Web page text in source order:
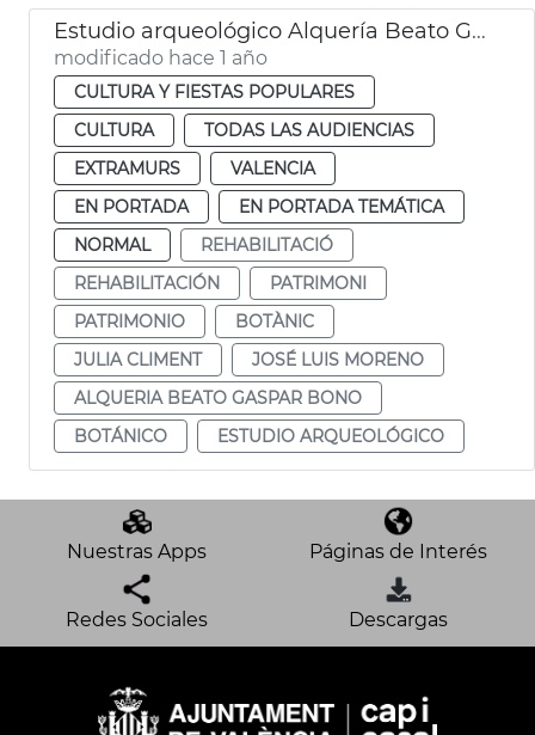
Estudio arqueológico Alquería Beato Gaspar Bono València
modificado hace 1 año
CULTURA Y FIESTAS POPULARES
CULTURA
TODAS LAS AUDIENCIAS
EXTRAMURS
VALENCIA
EN PORTADA
EN PORTADA TEMÁTICA
NORMAL
REHABILITACIÓ
REHABILITACIÓN
PATRIMONI
PATRIMONIO
BOTÀNIC
JULIA CLIMENT
JOSÉ LUIS MORENO
ALQUERIA BEATO GASPAR BONO
BOTÁNICO
ESTUDIO ARQUEOLÓGICO
Nuestras Apps Páginas de Interés
Redes Sociales Descargas